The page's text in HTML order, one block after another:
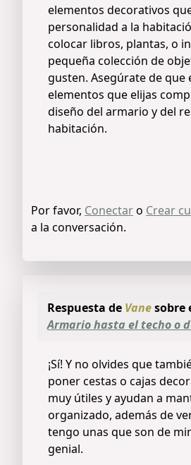
elementos decorativos
personalidad a la
colocar libros, plantas, o
pequeña colección de
gusten. Asegúrate de que
elementos que elijas
diseño del armario y del
habitación.
Por favor, Conectaro Crear
a la conversación.
Respuesta de Vanesobre
Armario hasta el techo o
¡Sí! Y no olvides que
poner cestas o cajas
muy útiles y ayudan a
organizado, además de
tengo unas que son de
genial.